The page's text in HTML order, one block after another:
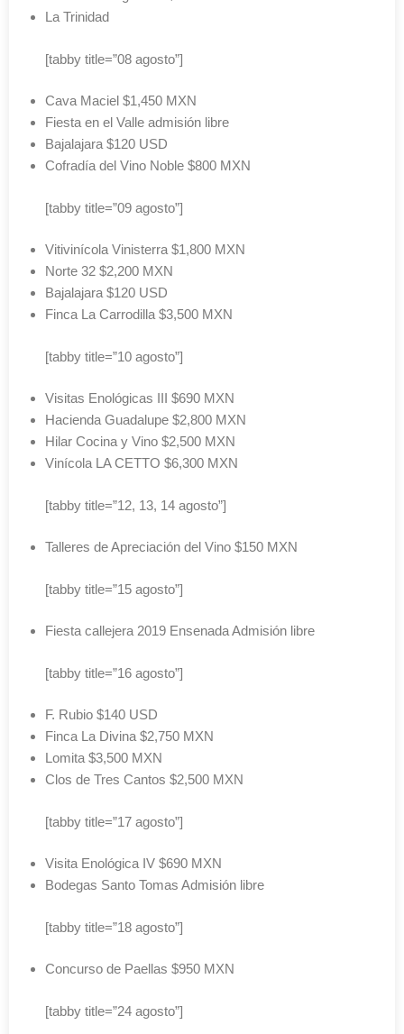
La Trinidad
[tabby title=”08 agosto”]
Cava Maciel $1,450 MXN
Fiesta en el Valle admisión libre
Bajalajara $120 USD
Cofradía del Vino Noble $800 MXN
[tabby title=”09 agosto”]
Vitivinícola Vinisterra $1,800 MXN
Norte 32 $2,200 MXN
Bajalajara $120 USD
Finca La Carrodilla $3,500 MXN
[tabby title=”10 agosto”]
Visitas Enológicas III $690 MXN
Hacienda Guadalupe $2,800 MXN
Hilar Cocina y Vino $2,500 MXN
Vinícola LA CETTO $6,300 MXN
[tabby title=”12, 13, 14 agosto”]
Talleres de Apreciación del Vino $150 MXN
[tabby title=”15 agosto”]
Fiesta callejera 2019 Ensenada Admisión libre
[tabby title=”16 agosto”]
F. Rubio $140 USD
Finca La Divina $2,750 MXN
Lomita $3,500 MXN
Clos de Tres Cantos $2,500 MXN
[tabby title=”17 agosto”]
Visita Enológica IV $690 MXN
Bodegas Santo Tomas Admisión libre
[tabby title=”18 agosto”]
Concurso de Paellas $950 MXN
[tabby title=”24 agosto”]